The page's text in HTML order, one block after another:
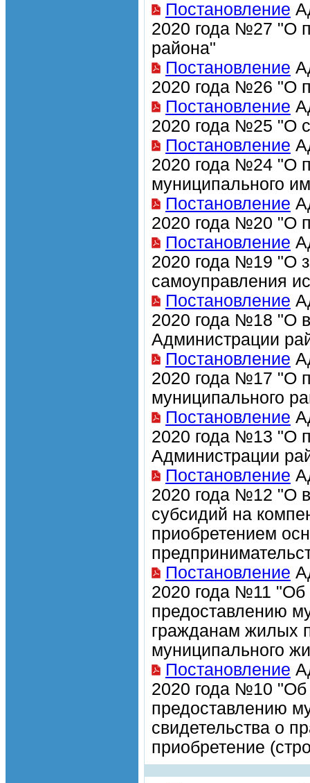
Постановление
2020 года №27 "О
района"
Постановление
2020 года №26 "О
Постановление
2020 года №25 "О
Постановление
2020 года №24 "О
муниципального
Постановление
2020 года №20 "О
Постановление
2020 года №19 "О
самоуправления
Постановление
2020 года №18 "О
Администрации
Постановление
2020 года №17 "О
муниципального
Постановление
2020 года №13 "О
Администрации
Постановление
2020 года №12 "О
субсидий на
приобретением
Постановление
2020 года №11 "Об
предоставлению
гражданам жилых
муниципального
Постановление
2020 года №10 "Об
предоставлению
свидетельства о
приобретение